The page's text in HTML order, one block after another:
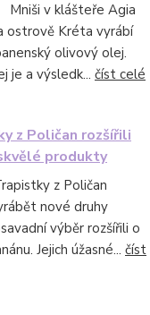
Mniši v klášteře Agia
ostrově Kréta vyrábí
olivový olej.
je a výsledk... číst celé
z Poličan rozšířili
produkty
z Poličan
nové druhy
výběr rozšířili o
Jejich úžasné... číst